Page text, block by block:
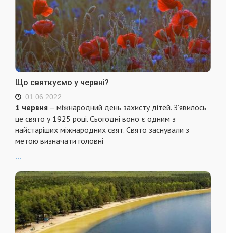
Що святкуємо у червні?
01.06.2022
1 червня – міжнародний день захисту дітей. З’явилось
це свято у 1925 році. Сьогодні воно є одним з
найстаріших міжнародних свят. Свято заснували з
метою визначати головні